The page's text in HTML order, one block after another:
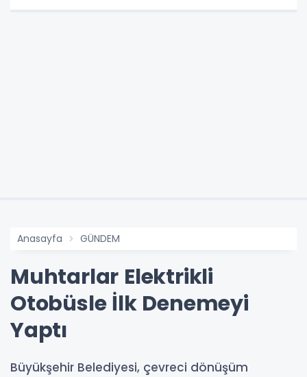
Anasayfa GÜNDEM
Muhtarlar Elektrikli
Otobüsle İlk Denemeyi
Yaptı
Büyükşehir Belediyesi, çevreci dönüşüm